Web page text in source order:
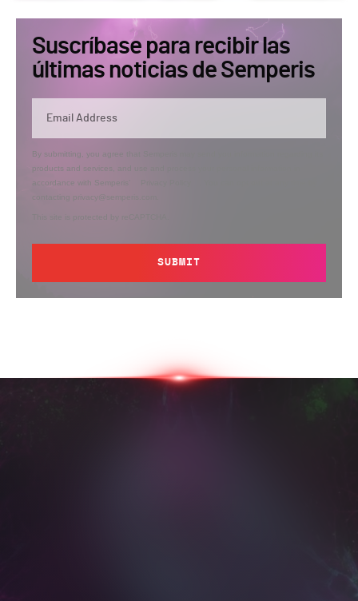
Suscríbase para recibir las
últimas noticias de Semperis
By submitting, you agree that Semperis may send you information regarding its
products and services, and use and process your personal information in
accordance with Semperis’
contacting privacy@semperis.com.
This site is protected by reCAPTCHA.
SUBMIT